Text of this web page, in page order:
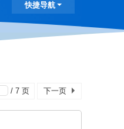
快捷导航
/ 7 页 下一页